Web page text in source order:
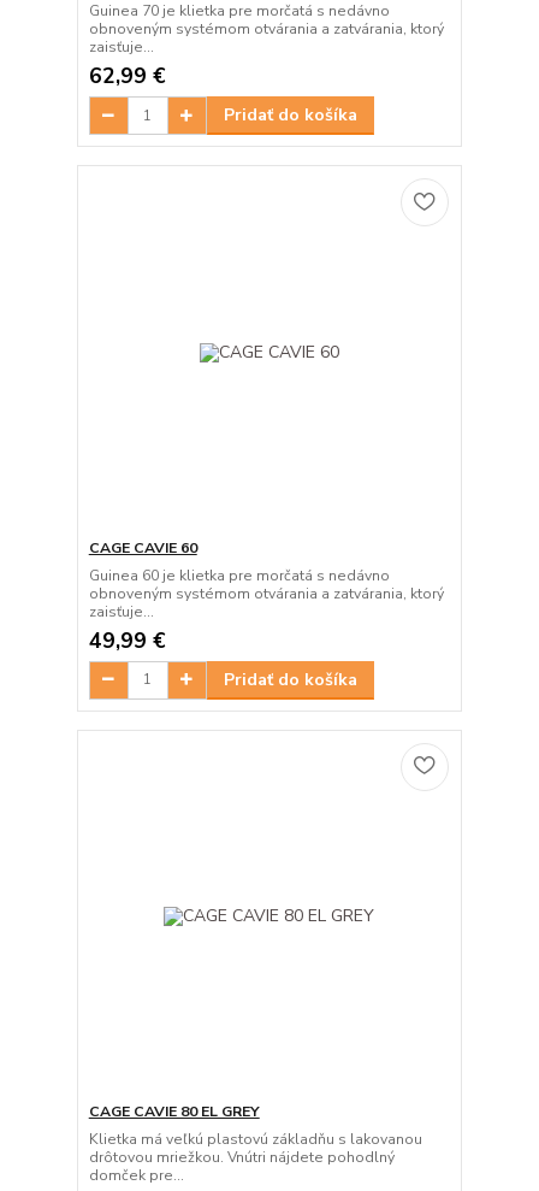
Guinea 70 je klietka pre morčatá s nedávno
obnoveným systémom otvárania a zatvárania, ktorý
zaisťuje...
62,99 €
Pridať do košíka
CAGE CAVIE 60
Guinea 60 je klietka pre morčatá s nedávno
obnoveným systémom otvárania a zatvárania, ktorý
zaisťuje...
49,99 €
Pridať do košíka
CAGE CAVIE 80 EL GREY
Klietka má veľkú plastovú základňu s lakovanou
drôtovou mriežkou. Vnútri nájdete pohodlný
domček pre...